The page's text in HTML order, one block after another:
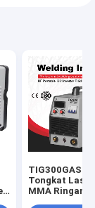
TIG300GAS
Tongkat Las
MMA Ringan